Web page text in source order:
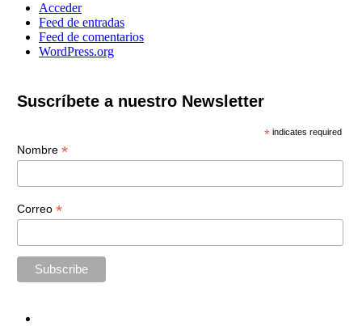
Acceder
Feed de entradas
Feed de comentarios
WordPress.org
Suscríbete a nuestro Newsletter
* indicates required
Nombre *
Correo *